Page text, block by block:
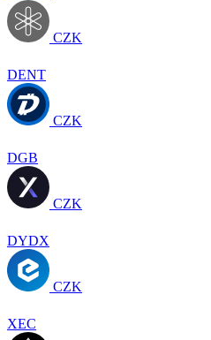
CZK
DENT
CZK
DGB
CZK
DYDX
CZK
XEC